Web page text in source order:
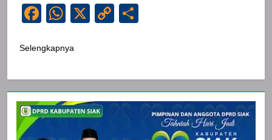
Facebook
WhatsApp
X
Copy
Selengkapnya